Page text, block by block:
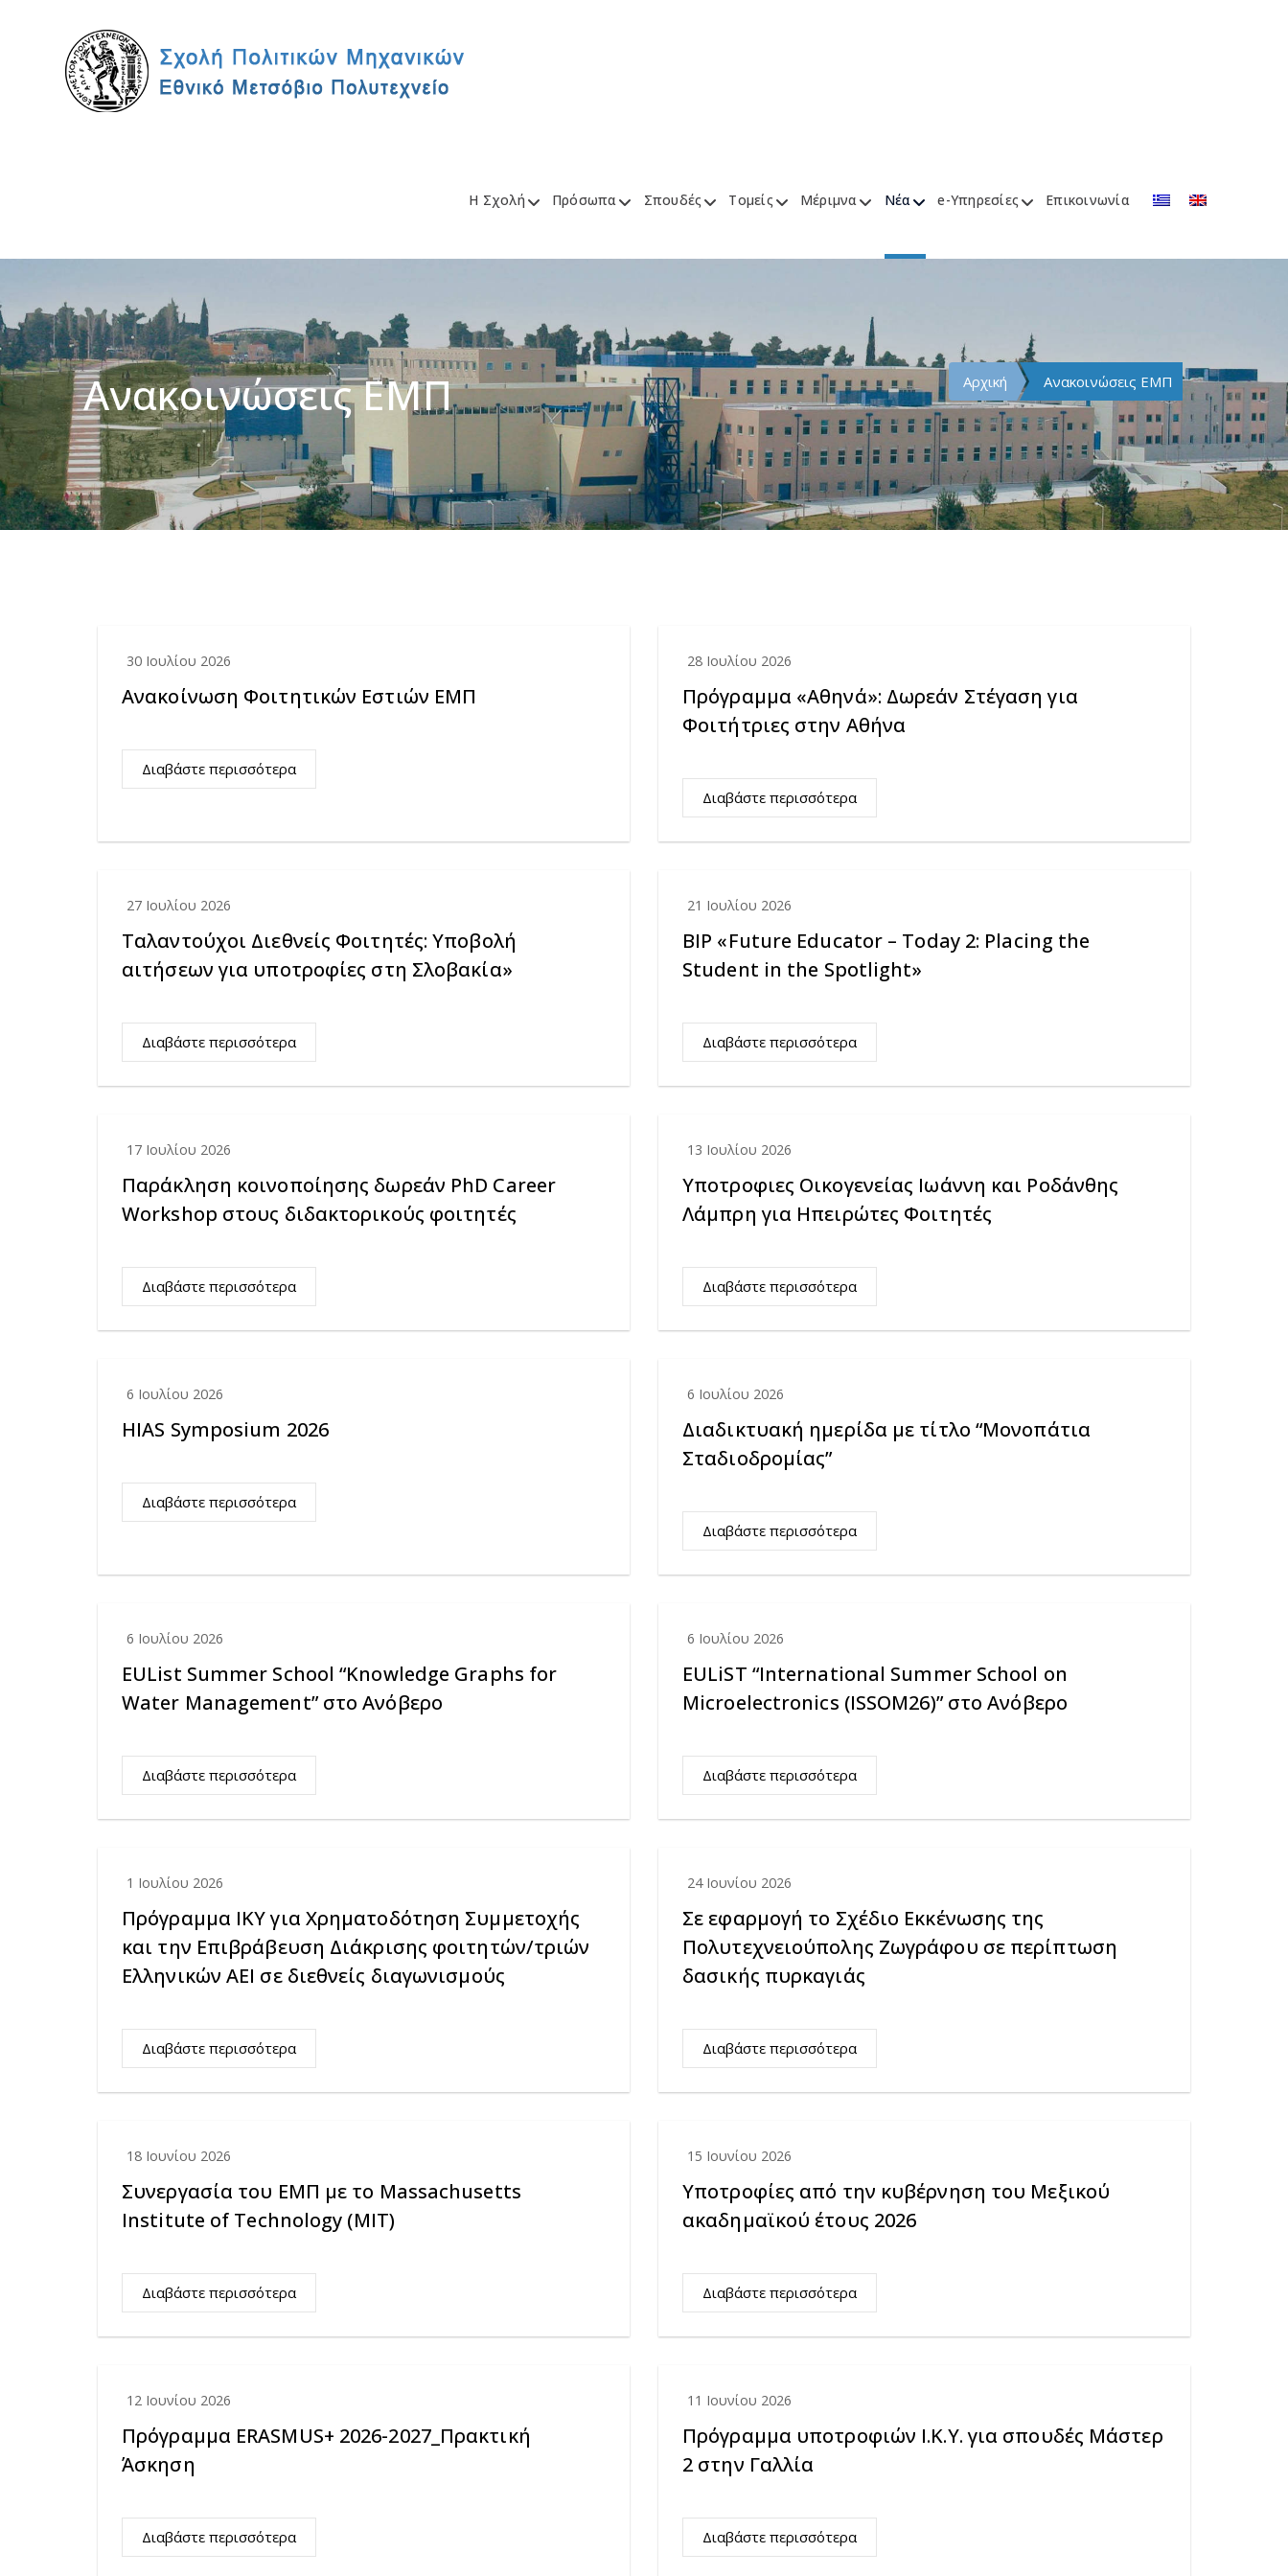
Η Σχολή Πρόσωπα Σπουδές Τομείς Μέριμνα Νέα e-Υπηρεσίες Επικοινωνία
Ανακοινώσεις ΕΜΠ Αρχική Ανακοινώσεις ΕΜΠ
30 Ιουλίου 2026
Ανακοίνωση Φοιτητικών Εστιών ΕΜΠ
Διαβάστε περισσότερα
28 Ιουλίου 2026
Πρόγραμμα «Αθηνά»: Δωρεάν Στέγαση για
Φοιτήτριες στην Αθήνα
Διαβάστε περισσότερα
27 Ιουλίου 2026
Ταλαντούχοι Διεθνείς Φοιτητές: Υποβολή
αιτήσεων για υποτροφίες στη Σλοβακία»
Διαβάστε περισσότερα
21 Ιουλίου 2026
BIP «Future Educator – Today 2: Placing the
Student in the Spotlight»
Διαβάστε περισσότερα
17 Ιουλίου 2026
Παράκληση κοινοποίησης δωρεάν PhD Career
Workshop στους διδακτορικούς φοιτητές
Διαβάστε περισσότερα
13 Ιουλίου 2026
Υποτροφιες Οικογενείας Ιωάννη και Ροδάνθης
Λάμπρη για Ηπειρώτες Φοιτητές
Διαβάστε περισσότερα
6 Ιουλίου 2026
HIAS Symposium 2026
Διαβάστε περισσότερα
6 Ιουλίου 2026
Διαδικτυακή ημερίδα με τίτλο “Μονοπάτια
Σταδιοδρομίας”
Διαβάστε περισσότερα
6 Ιουλίου 2026
EUList Summer School “Knowledge Graphs for
Water Management” στο Ανόβερο
Διαβάστε περισσότερα
6 Ιουλίου 2026
EULiST “International Summer School on
Microelectronics (ISSOM26)” στο Ανόβερο
Διαβάστε περισσότερα
1 Ιουλίου 2026
Πρόγραμμα ΙΚΥ για Χρηματοδότηση Συμμετοχής
και την Επιβράβευση Διάκρισης φοιτητών/τριών
Ελληνικών ΑΕΙ σε διεθνείς διαγωνισμούς
Διαβάστε περισσότερα
24 Ιουνίου 2026
Σε εφαρμογή το Σχέδιο Εκκένωσης της
Πολυτεχνειούπολης Ζωγράφου σε περίπτωση
δασικής πυρκαγιάς
Διαβάστε περισσότερα
18 Ιουνίου 2026
Συνεργασία του ΕΜΠ με το Massachusetts
Institute of Technology (MIT)
Διαβάστε περισσότερα
15 Ιουνίου 2026
Υποτροφίες από την κυβέρνηση του Μεξικού
ακαδημαϊκού έτους 2026
Διαβάστε περισσότερα
12 Ιουνίου 2026
Πρόγραμμα ERASMUS+ 2026-2027_Πρακτική
Άσκηση
Διαβάστε περισσότερα
11 Ιουνίου 2026
Πρόγραμμα υποτροφιών Ι.Κ.Υ. για σπουδές Μάστερ
2 στην Γαλλία
Διαβάστε περισσότερα